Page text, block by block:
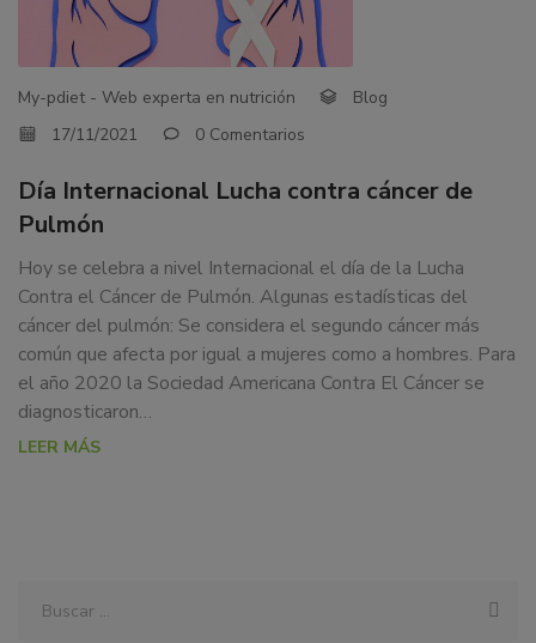
dedicamos
docencia
y
sobre
la
alimentaria
tanto
para
particulares,
instituciones,
organismos,
empresas,
My-pdiet - Web experta en nutrición
Blog
17/11/2021
0 Comentarios
Día Internacional Lucha contra cáncer de
Pulmón
Hoy se celebra a nivel Internacional el día de la Lucha
Contra el Cáncer de Pulmón. Algunas estadísticas del
cáncer del pulmón: Se considera el segundo cáncer más
común que afecta por igual a mujeres como a hombres. Para
el año 2020 la Sociedad Americana Contra El Cáncer se
diagnosticaron…
LEER MÁS